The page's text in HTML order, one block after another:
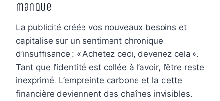
manque
La publicité créée vos nouveaux besoins et
capitalise sur un sentiment chronique
d’insuffisance : « Achetez ceci, devenez cela ».
Tant que l’identité est collée à l’avoir, l’être reste
inexprimé. L’empreinte carbone et la dette
financière deviennent des chaînes invisibles.